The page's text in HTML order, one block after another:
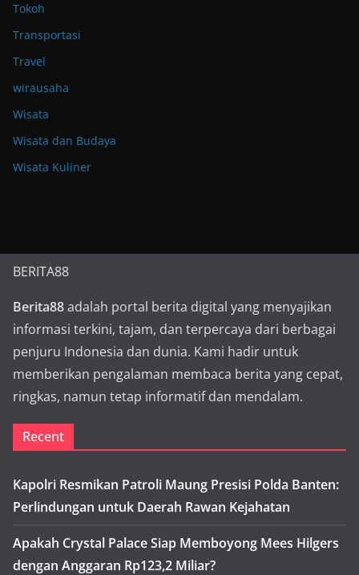
Tokoh
Transportasi
Travel
wirausaha
Wisata
Wisata dan Budaya
Wisata Kuliner
BERITA88
Berita88adalah portal berita digital yang menyajikan
informasi terkini, tajam, dan terpercaya dari berbagai
penjuru Indonesia dan dunia. Kami hadir untuk
memberikan pengalaman membaca berita yang cepat,
ringkas, namun tetap informatif dan mendalam.
Recent
Kapolri Resmikan Patroli Maung Presisi Polda Banten:
Perlindungan untuk Daerah Rawan Kejahatan
Apakah Crystal Palace Siap Memboyong Mees Hilgers
dengan Anggaran Rp123,2 Miliar?